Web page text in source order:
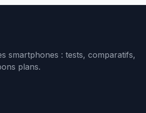
smartphones : tests, comparatifs,
plans.